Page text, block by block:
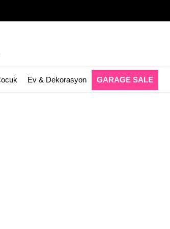
Ev & Dekorasyon GARAGE SALE